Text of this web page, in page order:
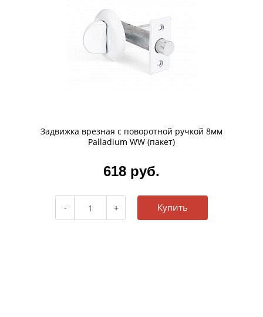
Задвижка врезная с поворотной ручкой 8мм
Palladium WW (пакет)
618 руб.
Купить